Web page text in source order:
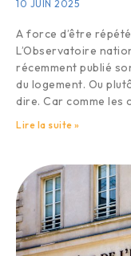
10 JUIN 2025
A force d’être
L’Observatoire
récemment publié
du logement. Ou
dire. Car comme les
Lire la suite »